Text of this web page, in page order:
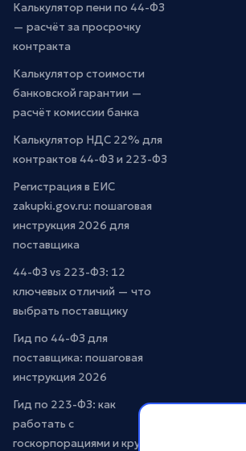
Калькулятор пени по 44-ФЗ
— расчёт за просрочку
контракта
Калькулятор стоимости
банковской гарантии —
расчёт комиссии банка
Калькулятор НДС 22% для
контрактов 44-ФЗ и 223-ФЗ
Регистрация в ЕИС
zakupki.gov.ru: пошаговая
инструкция 2026 для
поставщика
44-ФЗ vs 223-ФЗ: 12
ключевых отличий — что
выбрать поставщику
Гид по 44-ФЗ для
поставщика: пошаговая
инструкция 2026
Гид по 223-ФЗ: как
работать с
госкорпорациями и крупным